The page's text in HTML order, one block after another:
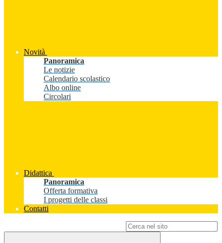
Novità
Panoramica
Le notizie
Calendario scolastico
Albo online
Circolari
Didattica
Panoramica
Offerta formativa
I progetti delle classi
Contatti